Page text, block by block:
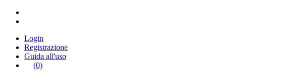
Login
Registrazione
Guida all'uso
(0)